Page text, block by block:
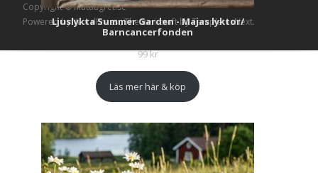
Ljuslykta Summer Garden - Majas lyktor/
Barncancerfonden
99kr
Läs mer här & köp
Copyright © Mattlagret.se
Powered by WordPress, Themei-craftby TemplatesNext.